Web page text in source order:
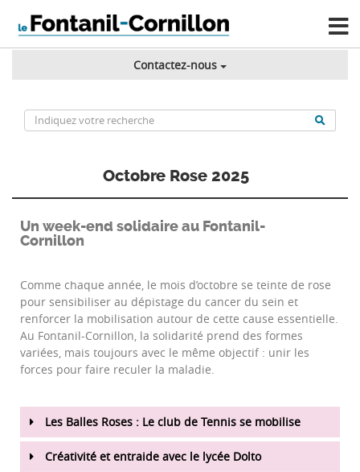
Contactez-nous
Octobre Rose 2025
Un week-end solidaire au Fontanil-
Cornillon
Comme chaque année, le mois d’octobre se teinte de rose
pour sensibiliser au dépistage du cancer du sein et
renforcer la mobilisation autour de cette cause essentielle.
Au Fontanil-Cornillon, la solidarité prend des formes
variées, mais toujours avec le même objectif : unir les
forces pour faire reculer la maladie.
Les Balles Roses : Le club de Tennis se mobilise
Créativité et entraide avec le lycée Dolto